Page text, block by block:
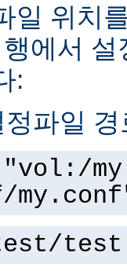
일 위치
에서
:
파일
my